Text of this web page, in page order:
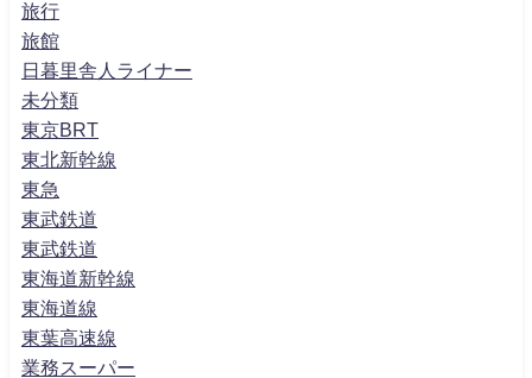
旅行
旅館
日暮里舎人ライナー
未分類
東京BRT
東北新幹線
東急
東武鉄道
東武鉄道
東海道新幹線
東海道線
東葉高速線
業務スーパー